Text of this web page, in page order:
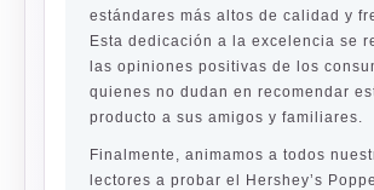
estándares más altos de calidad y
Esta dedicación a la excelencia se
las opiniones positivas de los
quienes no dudan en recomendar
producto a sus amigos y familiares.
Finalmente, animamos a todos
lectores a probar el Hershey’s